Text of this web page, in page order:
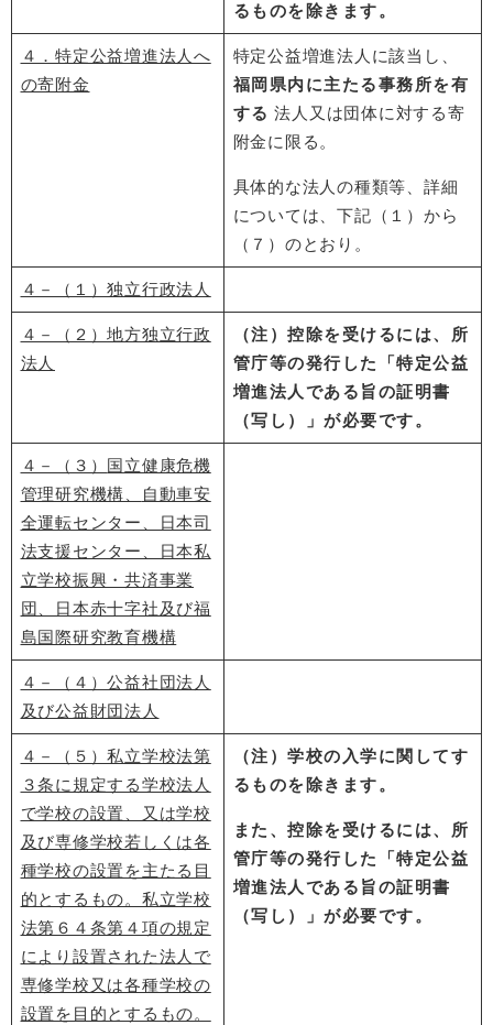
るものを除きます。
４．特定公益増進法人へ
の寄附金
特定公益増進法人に該当し、
福岡県内に主たる事務所を有
する 法人又は団体に対する寄
附金に限る。
具体的な法人の種類等、詳細
については、下記（１）から
（７）のとおり。
４－（１）独立行政法人
４－（２）地方独立行政
法人
（注）控除を受けるには、所
管庁等の発行した「特定公益
増進法人である旨の証明書
（写し）」が必要です。
４－（３） ​国立健康危機
管理研究機構​、
自動車安
全運転センター、日本司
法支援センター、日本私
立学校振興・共済事業
団、日本赤十字社及び福
島国際研究教育機構
４－（４）公益社団法人
及び公益財団法人
４－（５）私立学校法第
３条に規定する学校法人
で学校の設置、又は学校
及び専修学校若しくは各
種学校の設置を主たる目
的とするもの。私立学校
法第６４条第４項の規定
により設置された法人で
専修学校又は各種学校の
設置を目的とするもの。
（注）学校の入学に関してす
るものを除きます。
また、控除を受けるには、所
管庁等の発行した「特定公益
増進法人である旨の証明書
（写し）」が必要です。